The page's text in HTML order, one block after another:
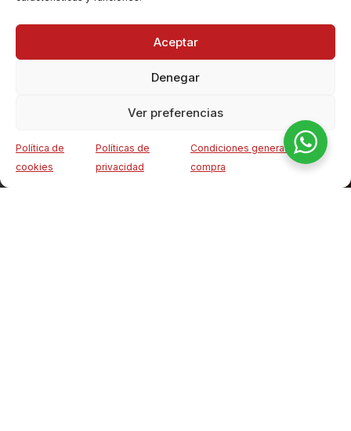
Aceptar
Denegar
Ver preferencias
Política de
cookies
Políticas de
privacidad
Condiciones generales de
compra
Comida Preparada
Productos Gourmet
Productos de Mallorca
Quiénes Somos
Dónde Estamos
0